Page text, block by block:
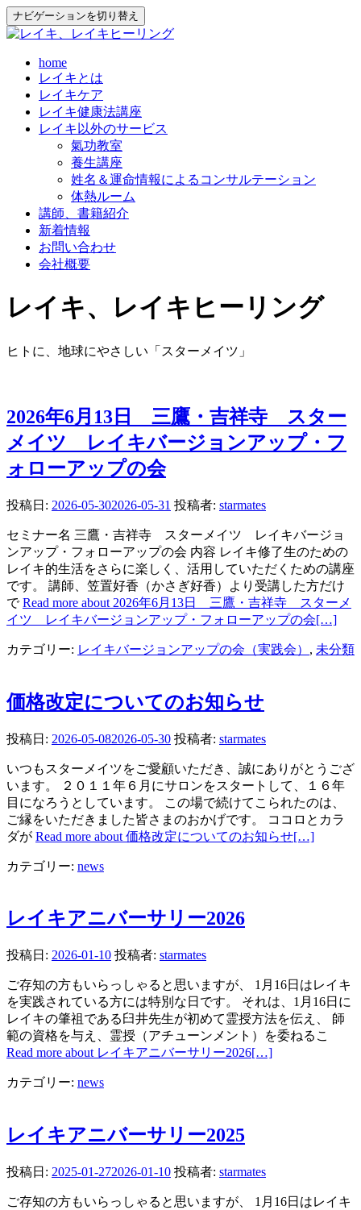
ナビゲーションを切り替え
home
レイキとは
レイキケア
レイキ健康法講座
レイキ以外のサービス
氣功教室
養生講座
姓名＆運命情報によるコンサルテーション
体熱ルーム
講師、書籍紹介
新着情報
お問い合わせ
会社概要
レイキ、レイキヒーリング
ヒトに、地球にやさしい「スターメイツ」
2026年6月13日 三鷹・吉祥寺 スター
メイツ レイキバージョンアップ・フ
ォローアップの会
投稿日: 2026-05-302026-05-31 投稿者: starmates
セミナー名 三鷹・吉祥寺 スターメイツ レイキバージョ
ンアップ・フォローアップの会 内容 レイキ修了生のための
レイキ的生活をさらに楽しく、活用していただくための講座
です。 講師、笠置好香（かさぎ好香）より受講した方だけ
でRead more about 2026年6月13日 三鷹・吉祥寺 スターメ
イツ レイキバージョンアップ・フォローアップの会[…]
カテゴリー: レイキバージョンアップの会（実践会） , 未分類
価格改定についてのお知らせ
投稿日: 2026-05-082026-05-30 投稿者: starmates
いつもスターメイツをご愛顧いただき、誠にありがとうござ
います。 ２０１１年６月にサロンをスタートして、１６年
目になろうとしています。 この場で続けてこられたのは、
ご縁をいただきました皆さまのおかげです。 ココロとカラ
ダが Read more about 価格改定についてのお知らせ[…]
カテゴリー: news
レイキアニバーサリー2026
投稿日: 2026-01-10 投稿者: starmates
ご存知の方もいらっしゃると思いますが、 1月16日はレイキ
を実践されている方には特別な日です。 それは、1月16日に
レイキの肇祖である臼井先生が初めて霊授方法を伝え、 師
範の資格を与え、霊授（アチューンメント）を委ねるこ
Read more about レイキアニバーサリー2026[…]
カテゴリー: news
レイキアニバーサリー2025
投稿日: 2025-01-272026-01-10 投稿者: starmates
ご存知の方もいらっしゃると思いますが、 1月16日はレイキ